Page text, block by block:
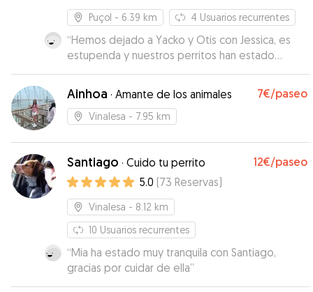
Puçol - 6.39 km 4 Usuarios recurrentes
“Hemos dejado a Yacko y Otis con Jessica, es
estupenda y nuestros perritos han estado
genial, ya lo hemos dejado en otras ocasiones
con Jessica y como siempre han estado como si
estuvieran en su casa, Jessica los trata como si
fueran de su familia y mis perretes súper bien
Ainhoa · Amante de los animales 7€/paseo
Vinalesa - 7.95 km
Santiago · Cuido tu perrito 12€/paseo
5.0 (73 Reservas)
Vinalesa - 8.12 km
10 Usuarios recurrentes
“Mia ha estado muy tranquila con Santiago,
gracias por cuidar de ella”